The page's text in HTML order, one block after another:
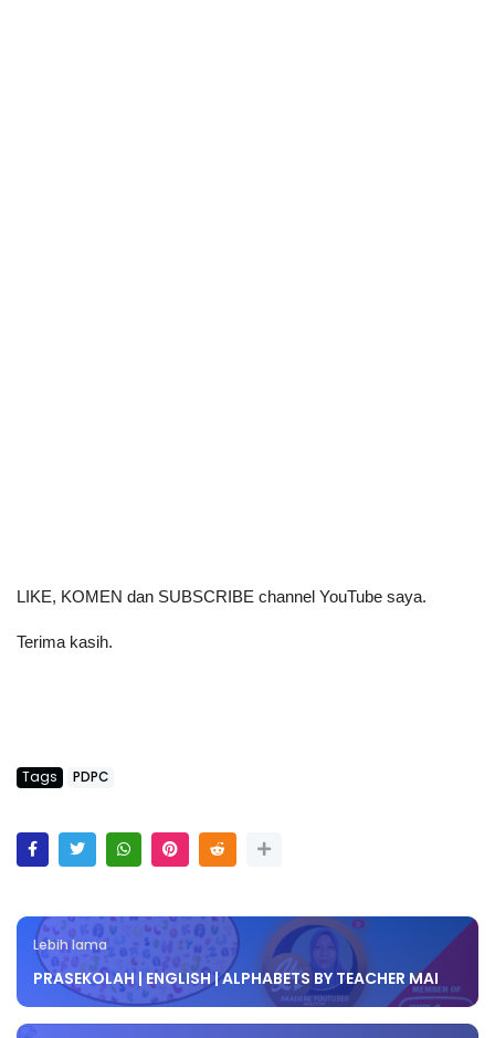
LIKE, KOMEN dan SUBSCRIBE channel YouTube saya.
Terima kasih.
Tags PDPC
Lebih lama
PRASEKOLAH | ENGLISH | ALPHABETS BY TEACHER MAI